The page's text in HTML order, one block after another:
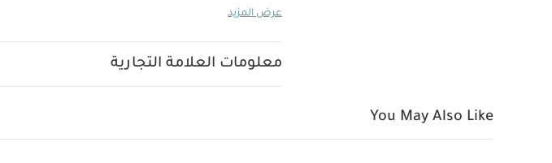
يعجبك أيضاً:
عرض المزيد
معلومات العلامة التجارية
You May Also Like